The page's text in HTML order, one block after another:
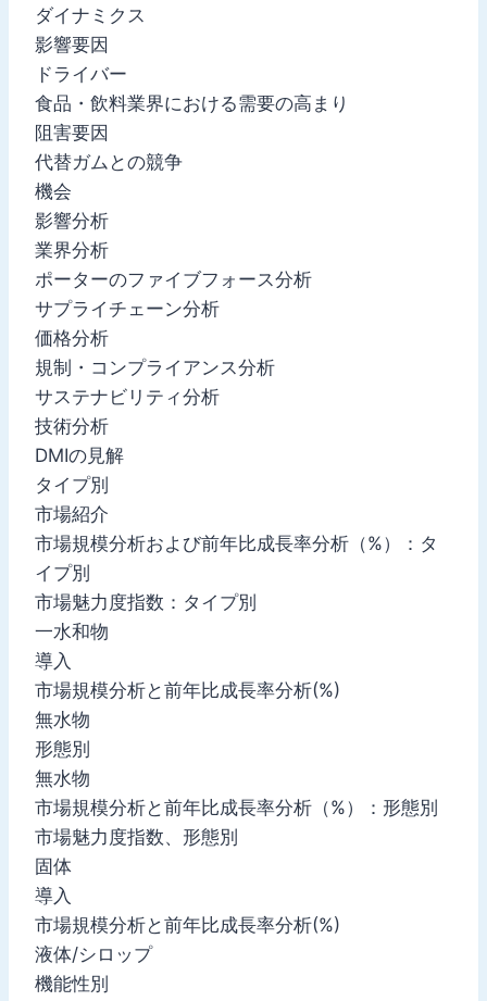
ダイナミクス
影響要因
ドライバー
食品・飲料業界における需要の高まり
阻害要因
代替ガムとの競争
機会
影響分析
業界分析
ポーターのファイブフォース分析
サプライチェーン分析
価格分析
規制・コンプライアンス分析
サステナビリティ分析
技術分析
DMIの見解
タイプ別
市場紹介
市場規模分析および前年比成長率分析（%）：タ
イプ別
市場魅力度指数：タイプ別
一水和物
導入
市場規模分析と前年比成長率分析(%)
無水物
形態別
無水物
市場規模分析と前年比成長率分析（%）：形態別
市場魅力度指数、形態別
固体
導入
市場規模分析と前年比成長率分析(%)
液体/シロップ
機能性別